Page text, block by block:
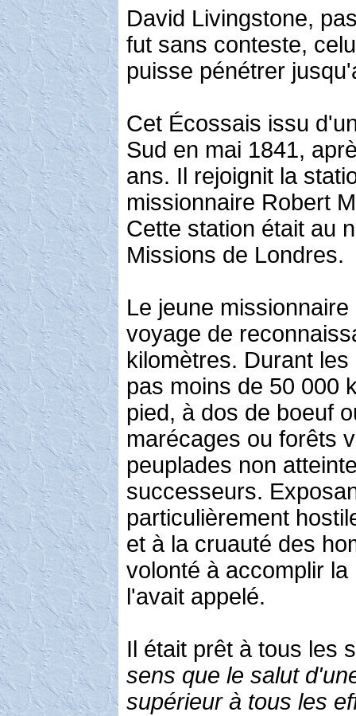
David Livingstone,
fut sans conteste,
puisse pénétrer
Cet Écossais issu
Sud en mai 1841,
ans. Il rejoignit la
missionnaire Robert
Cette station était au
Missions de Londres.
Le jeune
voyage de
kilomètres. Durant
pas moins de 50 000
pied, à dos de boeuf
marécages ou forêts
peuplades non
successeurs.
particulièrement
et à la cruauté des
volonté à accomplir
l'avait appelé.
Il était prêt à tous les
sens que le salut
supérieur à tous les